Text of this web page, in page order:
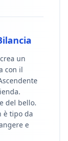
un
con il
del bello.
è tipo da
e